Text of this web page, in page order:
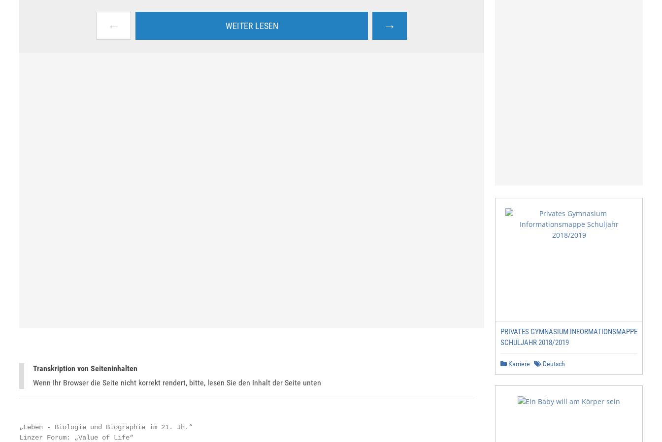
← WEITER LESEN →
Transkription von Seiteninhalten
Wenn Ihr Browser die Seite nicht korrekt rendert, bitte, lesen Sie den Inhalt der Seite unten
„Leben - Biologie und Biographie im 21. Jh.“
Linzer Forum: „Value of Life“
PRIVATES GYMNASIUM INFORMATIONSMAPPE
SCHULJAHR 2018/2019
Karriere Deutsch